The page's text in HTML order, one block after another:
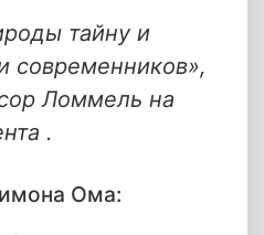
тайну и
современников»,
Ломмель на
.
Ома: